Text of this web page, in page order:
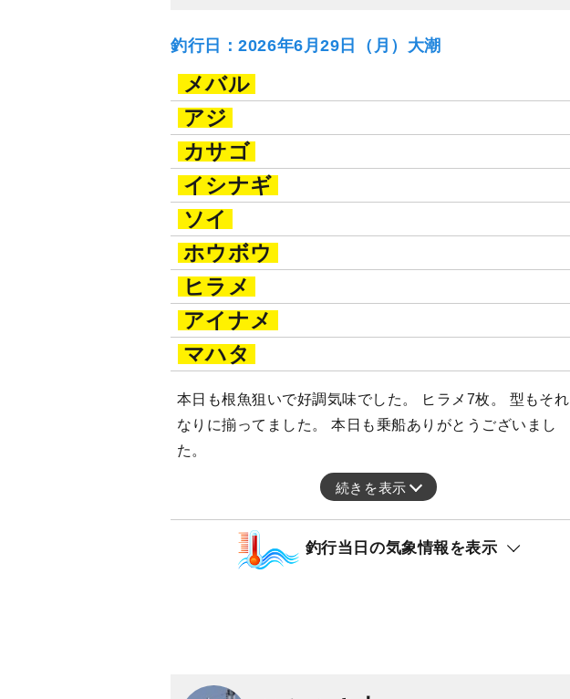
釣行日：2026年6月29日（月）大潮
メバル
アジ
カサゴ
イシナギ
ソイ
ホウボウ
ヒラメ
アイナメ
マハタ
本日も根魚狙いで好調気味でした。 ヒラメ7枚。 型もそれ
なりに揃ってました。 本日も乗船ありがとうございまし
た。
続きを表示
釣行当日の気象情報を表示